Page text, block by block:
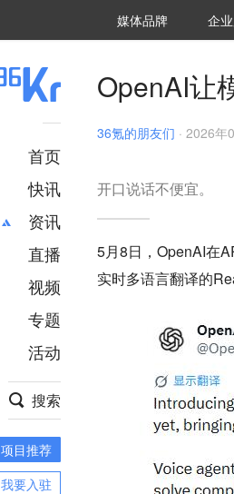
媒体品牌 36Kr
企
首页
快讯
资讯
推荐
财经
项目推荐
安徽
直播
视频
专题
活动
搜索
项目推荐
我要入驻
OpenAI让
36氪的朋友们 · 2026年
开口说话不便宜。
5月8日，OpenAI在
实时多语言翻译的